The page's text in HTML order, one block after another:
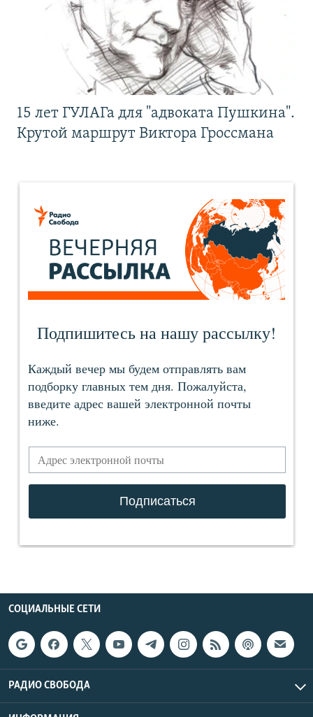
15 лет ГУЛАГа для "адвоката Пушкина".
Крутой маршрут Виктора Гроссмана
СОЦИАЛЬНЫЕ СЕТИ
РАДИО СВОБОДА